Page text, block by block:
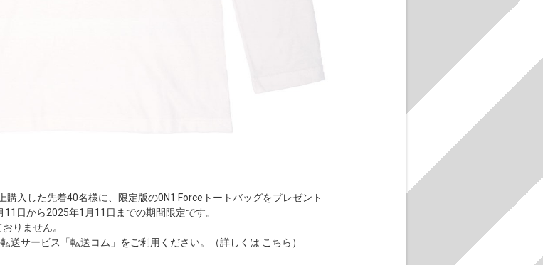
購入した先着40名様に、限定版の0N1 Forceトートバッグをプレゼント
日から2025年1月11日までの期間限定です。
りません。
送サービス「転送コム」をご利用ください。（詳しくは こちら ）